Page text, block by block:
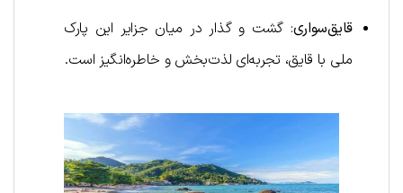
قایق‌سواری: گشت و گذار در میان جزایر این پارک
ملی با قایق، تجربه‌ای لذت‌بخش و خاطره‌انگیز است.